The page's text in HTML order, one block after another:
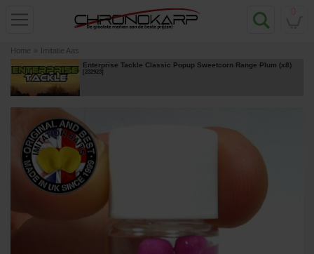
Home » Imitatie Aas
Enterprise Tackle Classic Popup Sweetcorn Range Plum (x8)
[232923]